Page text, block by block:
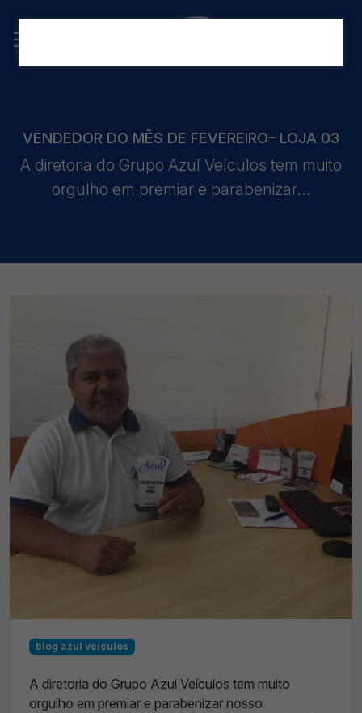
VENDEDOR DO MÊS DE FEVEREIRO– LOJA 03
A diretoria do Grupo Azul Veículos tem muito
orgulho em premiar e parabenizar...
blog azul veiculos
A diretoria do Grupo Azul Veículos tem muito
orgulho em premiar e parabenizar nosso